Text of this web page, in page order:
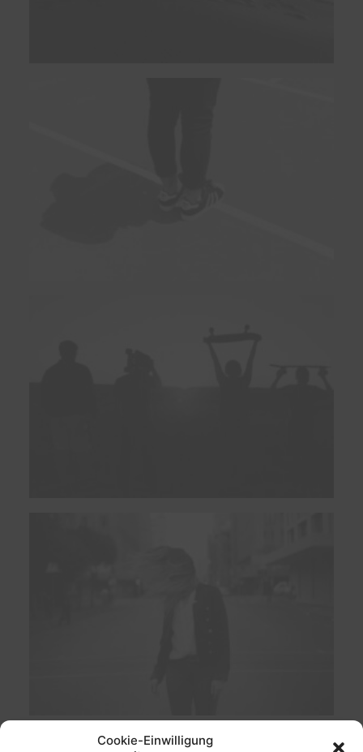
Cookie-Einwilligung